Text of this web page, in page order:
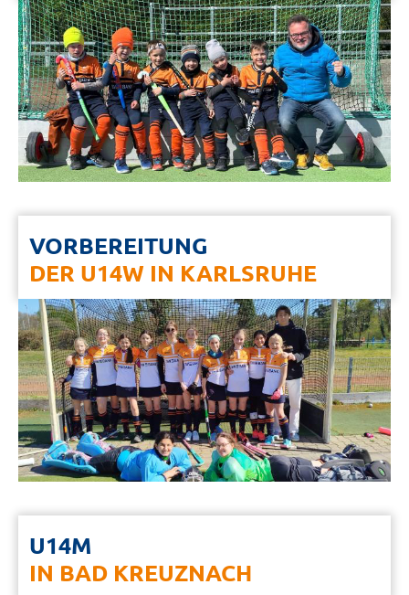
VORBEREITUNG
DER U14W IN KARLSRUHE
U14M
IN BAD KREUZNACH